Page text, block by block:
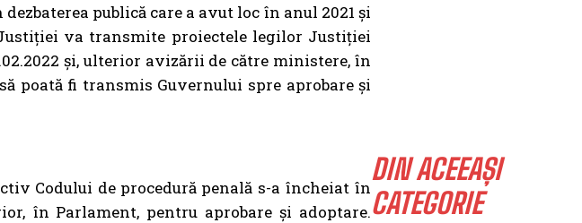
publică care a avut loc în anul 2021 și
va transmite proiectele legilor Justiției
și, ulterior avizării de către ministere, în
poată fi transmis Guvernului spre aprobare și
Codului de procedură penală s-a încheiat în
în Parlament, pentru aprobare și adoptare.
DIN ACEEAȘI
CATEGORIE